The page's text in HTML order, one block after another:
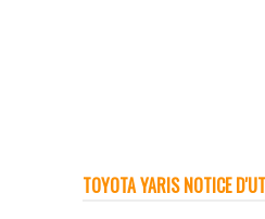
TOYOTA YARIS NOTICE